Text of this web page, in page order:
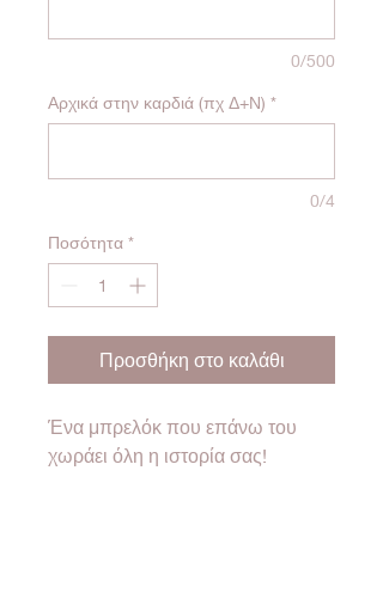
0/500
Αρχικά στην καρδιά (πχ Δ+Ν) *
0/4
Ποσότητα *
Προσθήκη στο καλάθι
Ένα μπρελόκ που επάνω του
χωράει όλη η ιστορία σας!